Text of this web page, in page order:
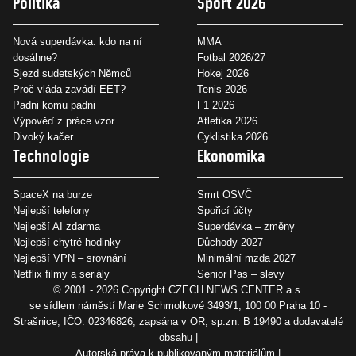
Nová superdávka: kdo na ní
dosáhne?
Sjezd sudetských Němců
Proč vláda zavádí EET?
Padni komu padni
Výpověď z práce vzor
Divoký kačer
MMA
Fotbal 2026/27
Hokej 2026
Tenis 2026
F1 2026
Atletika 2026
Cyklistika 2026
Technologie
SpaceX na burze
Nejlepší telefony
Nejlepší AI zdarma
Nejlepší chytré hodinky
Nejlepší VPN – srovnání
Netflix filmy a seriály
Ekonomika
Smrt OSVČ
Spořicí účty
Superdávka – změny
Důchody 2027
Minimální mzda 2027
Senior Pas – slevy
© 2001 - 2026 Copyright CZECH NEWS CENTER a.s.
se sídlem náměstí Marie Schmolkové 3493/1, 100 00 Praha 10 -
Strašnice, IČO: 02346826, zapsána v OR, sp.zn. B 19490 a dodavatelé
obsahu
Autorská práva k publikovaným materiálům